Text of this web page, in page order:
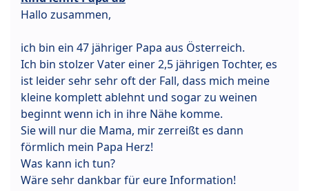
Hallo zusammen,
ich bin ein 47 jähriger Papa aus Österreich.
Ich bin stolzer Vater einer 2,5 jährigen Tochter, es
ist leider sehr sehr oft der Fall, dass mich meine
kleine komplett ablehnt und sogar zu weinen
beginnt wenn ich in ihre Nähe komme.
Sie will nur die Mama, mir zerreißt es dann
förmlich mein Papa Herz!
Was kann ich tun?
Wäre sehr dankbar für eure Information!